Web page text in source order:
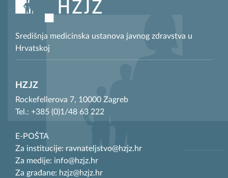
Središnja medicinska ustanova javnog zdravstva u
Hrvatskoj
HZJZ
Rockefellerova 7, 10000 Zagreb
Tel.: +385 (0)1/48 63 222
E-POŠTA
Za institucije: ravnateljstvo@hzjz.hr
Za medije: info@hzjz.hr
Za građane: hzjz@hzjz.hr